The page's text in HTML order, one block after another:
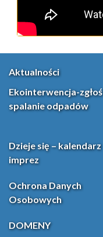
Aktualności
Ekointerwencja-zgłoś
spalanie odpadów
Dzieje się – kalendarz
imprez
Ochrona Danych
Osobowych
DOMENY